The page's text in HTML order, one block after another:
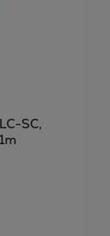
SC,